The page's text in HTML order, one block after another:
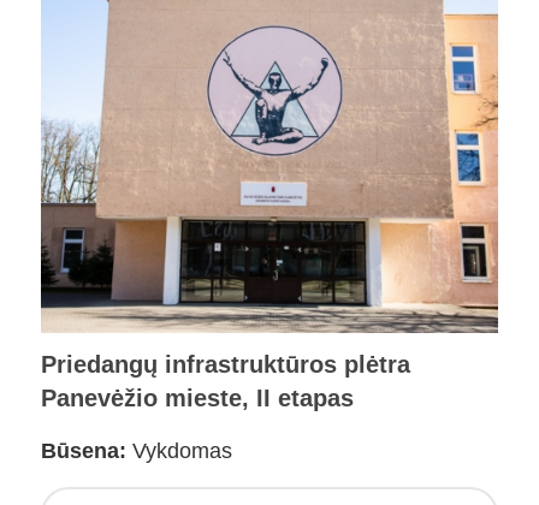
Priedangų infrastruktūros plėtra
Panevėžio mieste, II etapas
Būsena: Vykdomas